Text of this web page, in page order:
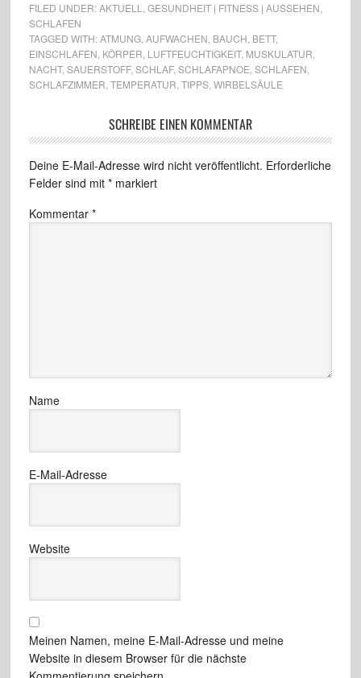
FILED UNDER:AKTUELL,GESUNDHEIT | FITNESS | AUSSEHEN,
SCHLAFEN
TAGGED WITH:ATMUNG,AUFWACHEN, BAUCH, BETT,
EINSCHLAFEN, KÖRPER, LUFTFEUCHTIGKEIT, MUSKULATUR,
NACHT,SAUERSTOFF,SCHLAF,SCHLAFAPNOE,SCHLAFEN,
SCHLAFZIMMER,TEMPERATUR,TIPPS,WIRBELSÄULE
SCHREIBE EINEN KOMMENTAR
Deine E-Mail-Adresse wird nicht veröffentlicht. Erforderliche
Felder sind mit *markiert
Kommentar *
Name
E-Mail-Adresse
Website
Meinen Namen, meine E-Mail-Adresse und meine
Website in diesem Browser für die nächste